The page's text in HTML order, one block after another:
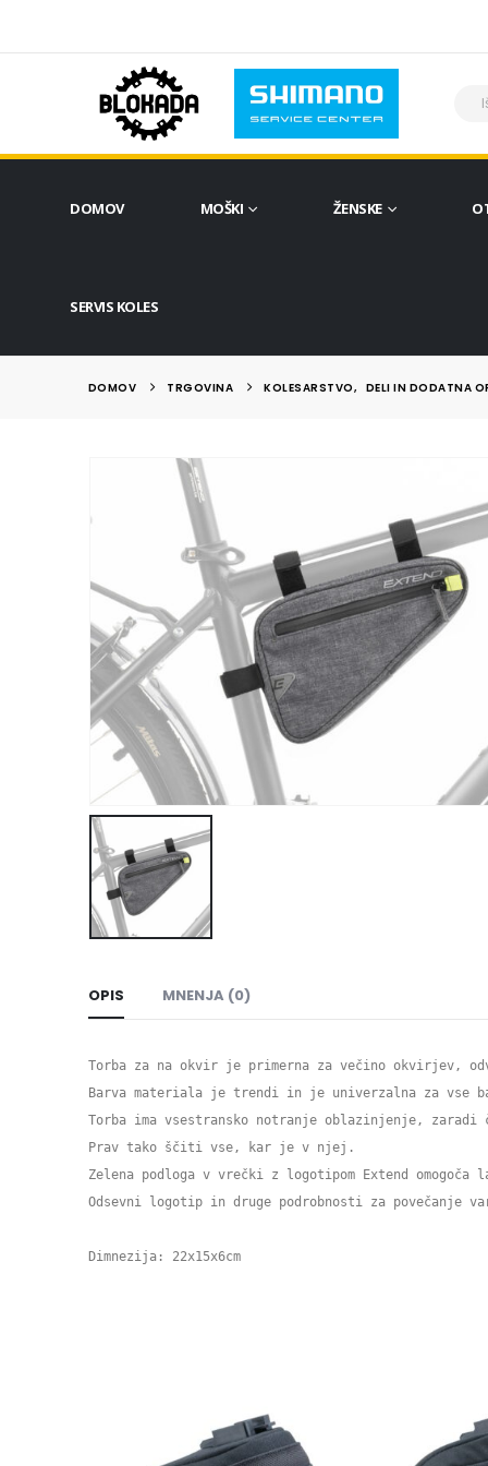
DOMOV MOŠKI ŽENSKE
SERVIS KOLES
DOMOV TRGOVINA KOLESARSTVO, DELI IN DODATNA
OPIS MNENJA (0)
Torba za na okvir je primerna za večino okvirjev,
Barva materiala je trendi in je univerzalna za vse
Torba ima vsestransko notranje oblazinjenje,
Prav tako ščiti vse, kar je v njej.
Zelena podloga v vrečki z logotipom Extend
Odsevni logotip in druge podrobnosti za
Dimnezija: 22x15x6cm